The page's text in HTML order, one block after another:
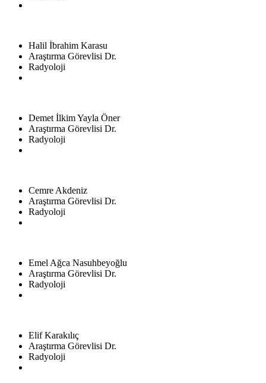
Halil İbrahim Karasu
Araştırma Görevlisi Dr.
Radyoloji
Demet İlkim Yayla Öner
Araştırma Görevlisi Dr.
Radyoloji
Cemre Akdeniz
Araştırma Görevlisi Dr.
Radyoloji
Emel Ağca Nasuhbeyoğlu
Araştırma Görevlisi Dr.
Radyoloji
Elif Karakılıç
Araştırma Görevlisi Dr.
Radyoloji